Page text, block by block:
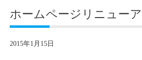
ホームページリニュー
2015年1月15日